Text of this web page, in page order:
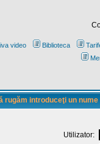
video Biblioteca
rugăm introduceţi un
Utilizator: